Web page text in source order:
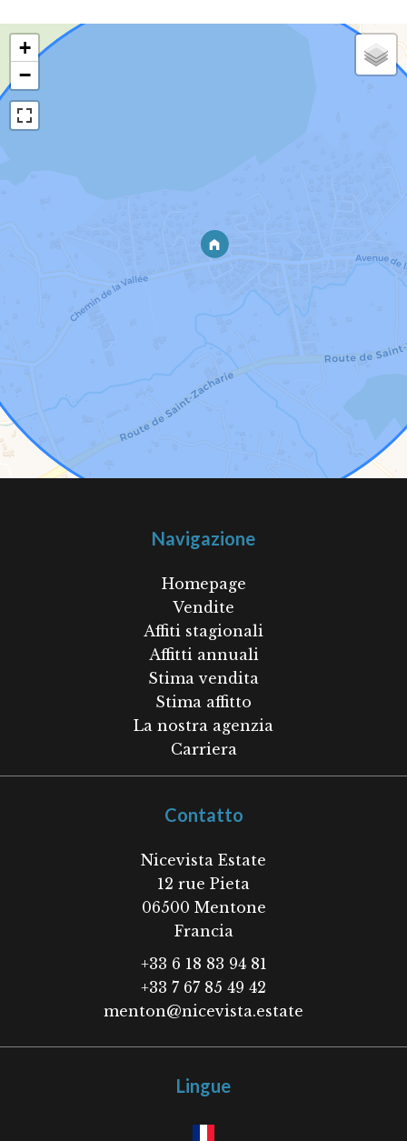
+
−
Navigazione
Homepage
Vendite
Affiti stagionali
Affitti annuali
Stima vendita
Stima affitto
La nostra agenzia
Carriera
Contatto
Nicevista Estate
12 rue Pieta
06500 Mentone
Francia
+33 6 18 83 94 81
+33 7 67 85 49 42
menton@nicevista.estate
Lingue